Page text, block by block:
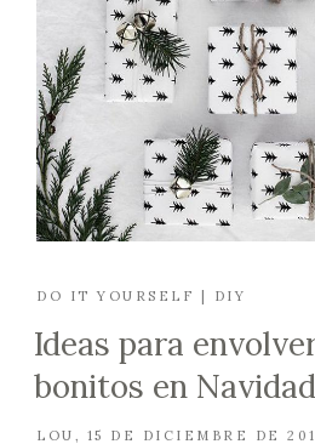
DO IT YOURSELF | DIY
Ideas para
bonitos en Navidad
LOU 15 DE DICIEMBRE DE